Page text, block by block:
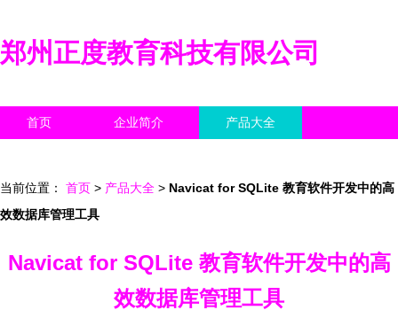
郑州正度教育科技有限公司
首页 企业简介 产品大全
当前位置： 首页 > 产品大全 > Navicat for SQLite 教育软件开发中的高
效数据库管理工具
Navicat for SQLite 教育软件开发中的高
效数据库管理工具